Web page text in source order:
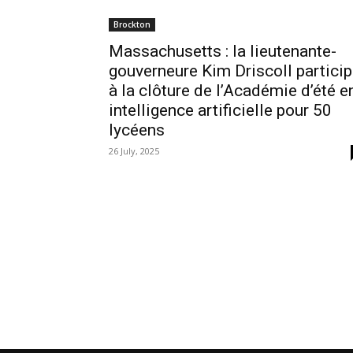
Brockton
Massachusetts : la lieutenante-
gouverneure Kim Driscoll
à la clôture de l’Académie d’été
intelligence artificielle pour 50
lycéens
26 July, 2025